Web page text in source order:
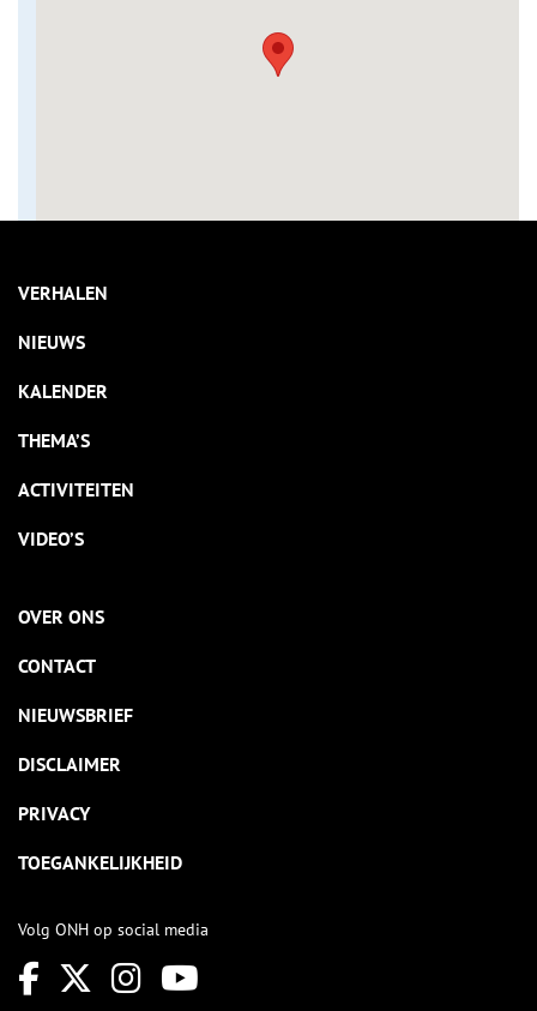
VERHALEN
NIEUWS
KALENDER
THEMA’S
ACTIVITEITEN
VIDEO’S
OVER ONS
CONTACT
NIEUWSBRIEF
DISCLAIMER
PRIVACY
TOEGANKELIJKHEID
Volg ONH op social media